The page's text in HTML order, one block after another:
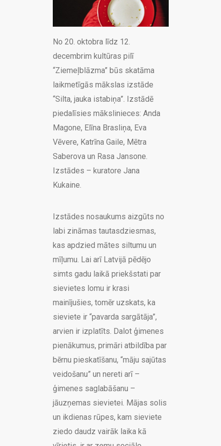
No 20. oktobra līdz 12.
decembrim kultūras pilī
“Ziemeļblāzma” būs skatāma
laikmetīgās mākslas izstāde
“Silta, jauka istabiņa”. Izstādē
piedalīsies mākslinieces: Anda
Magone, Elīna Brasliņa, Eva
Vēvere, Katrīna Gaile, Mētra
Saberova un Rasa Jansone.
Izstādes – kuratore Jana
Kukaine.
Izstādes nosaukums aizgūts no
labi zināmas tautasdziesmas,
kas apdzied mātes siltumu un
mīļumu. Lai arī Latvijā pēdējo
simts gadu laikā priekšstati par
sievietes lomu ir krasi
mainījušies, tomēr uzskats, ka
sieviete ir “pavarda sargātāja”,
arvien ir izplatīts. Dalot ģimenes
pienākumus, primāri atbildība par
bērnu pieskatīšanu, “māju sajūtas
veidošanu” un nereti arī –
ģimenes saglabāšanu –
jāuzņemas sievietei. Mājas solis
un ikdienas rūpes, kam sieviete
ziedo daudz vairāk laika kā